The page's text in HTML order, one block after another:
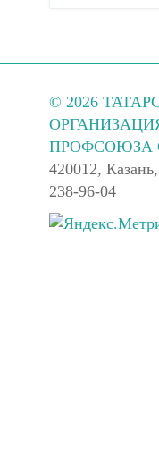
© 2026
ПРОФСОЮЗА
420012,
238-96-04